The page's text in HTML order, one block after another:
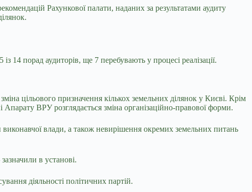
Рахункової палати, наданих за результатами аудиту
14 порад аудиторів, ще 7 перебувають у процесі реалізації.
цільового призначення кількох земельних ділянок у Києві. Крім
ВРУ розглядається зміна організаційно-правової форми.
влади, а також невирішення окремих земельних питань
в установі.
діяльності політичних партій.